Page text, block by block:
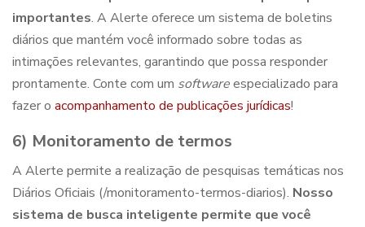
importantes. A Alerte oferece um sistema de boletins
diários que mantém você informado sobre todas as
intimações relevantes, garantindo que possa responder
prontamente. Conte com um softwareespecializado para
fazer o acompanhamento de publicações jurídicas!
6) Monitoramento de termos
A Alerte permite a realização de pesquisas temáticas nos
Diários Oficiais (/monitoramento-termos-diarios). Nosso
sistema de busca inteligente permite que você